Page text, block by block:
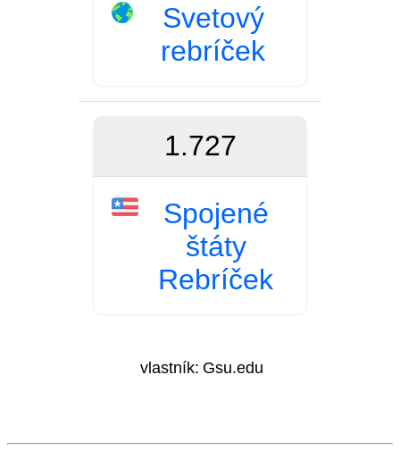
Svetový
rebríček
1.727
Spojené
štáty
Rebríček
vlastník: Gsu.edu